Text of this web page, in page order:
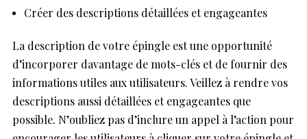
Créer des descriptions détaillées et engageantes
La description de votre épingle est une opportunité
d’incorporer davantage de mots-clés et de fournir des
informations utiles aux utilisateurs. Veillez à rendre vos
descriptions aussi détaillées et engageantes que
possible. N’oubliez pas d’inclure un appel à l’action pour